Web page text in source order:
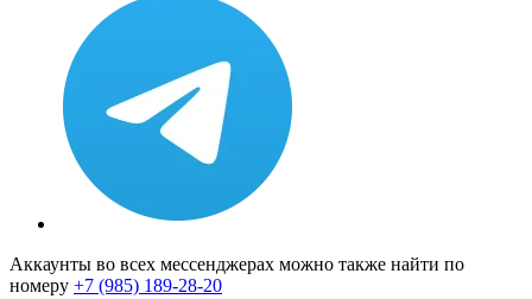
Аккаунты во всех мессенджерах можно также найти по
номеру +7 (985) 189-28-20